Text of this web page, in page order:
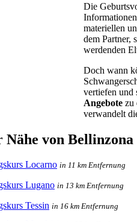
Die
materiellen
dem Partner,
werdenden
Doch wann
vertiefen und
Angebote zu
verwandelt
von Bellinzona
Locarno in 11 km Entfernung
Lugano in 13 km Entfernung
Tessin in 16 km Entfernung